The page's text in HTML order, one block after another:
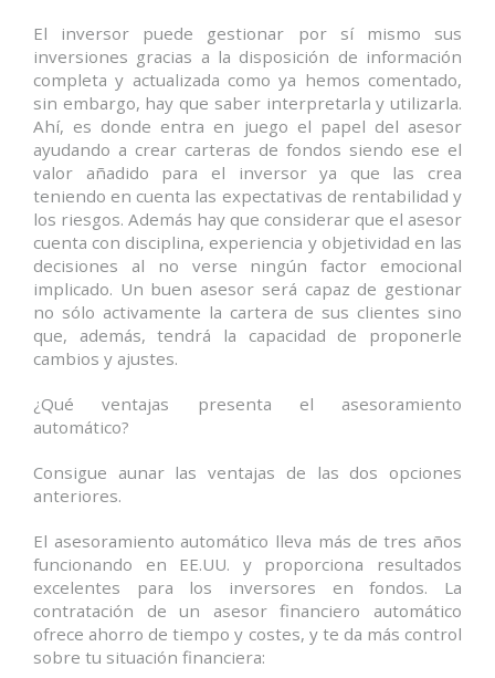
El inversor puede gestionar por sí mismo sus
inversiones gracias a la disposición de información
completa y actualizada como ya hemos comentado,
sin embargo, hay que saber interpretarla y utilizarla.
Ahí, es donde entra en juego el papel del asesor
ayudando a crear carteras de fondos siendo ese el
valor añadido para el inversor ya que las crea
teniendo en cuenta las expectativas de rentabilidad y
los riesgos. Además hay que considerar que el asesor
cuenta con disciplina, experiencia y objetividad en las
decisiones al no verse ningún factor emocional
implicado. Un buen asesor será capaz de gestionar
no sólo activamente la cartera de sus clientes sino
que, además, tendrá la capacidad de proponerle
cambios y ajustes.
¿Qué ventajas presenta el asesoramiento
automático?
Consigue aunar las ventajas de las dos opciones
anteriores.
El asesoramiento automático lleva más de tres años
funcionando en EE.UU. y proporciona resultados
excelentes para los inversores en fondos. La
contratación de un asesor financiero automático
ofrece ahorro de tiempo y costes, y te da más control
sobre tu situación financiera: